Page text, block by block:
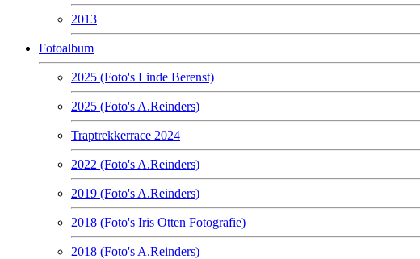
2013
Fotoalbum
2025 (Foto's Linde Berenst)
2025 (Foto's A.Reinders)
Traptrekkerrace 2024
2022 (Foto's A.Reinders)
2019 (Foto's A.Reinders)
2018 (Foto's Iris Otten Fotografie)
2018 (Foto's A.Reinders)